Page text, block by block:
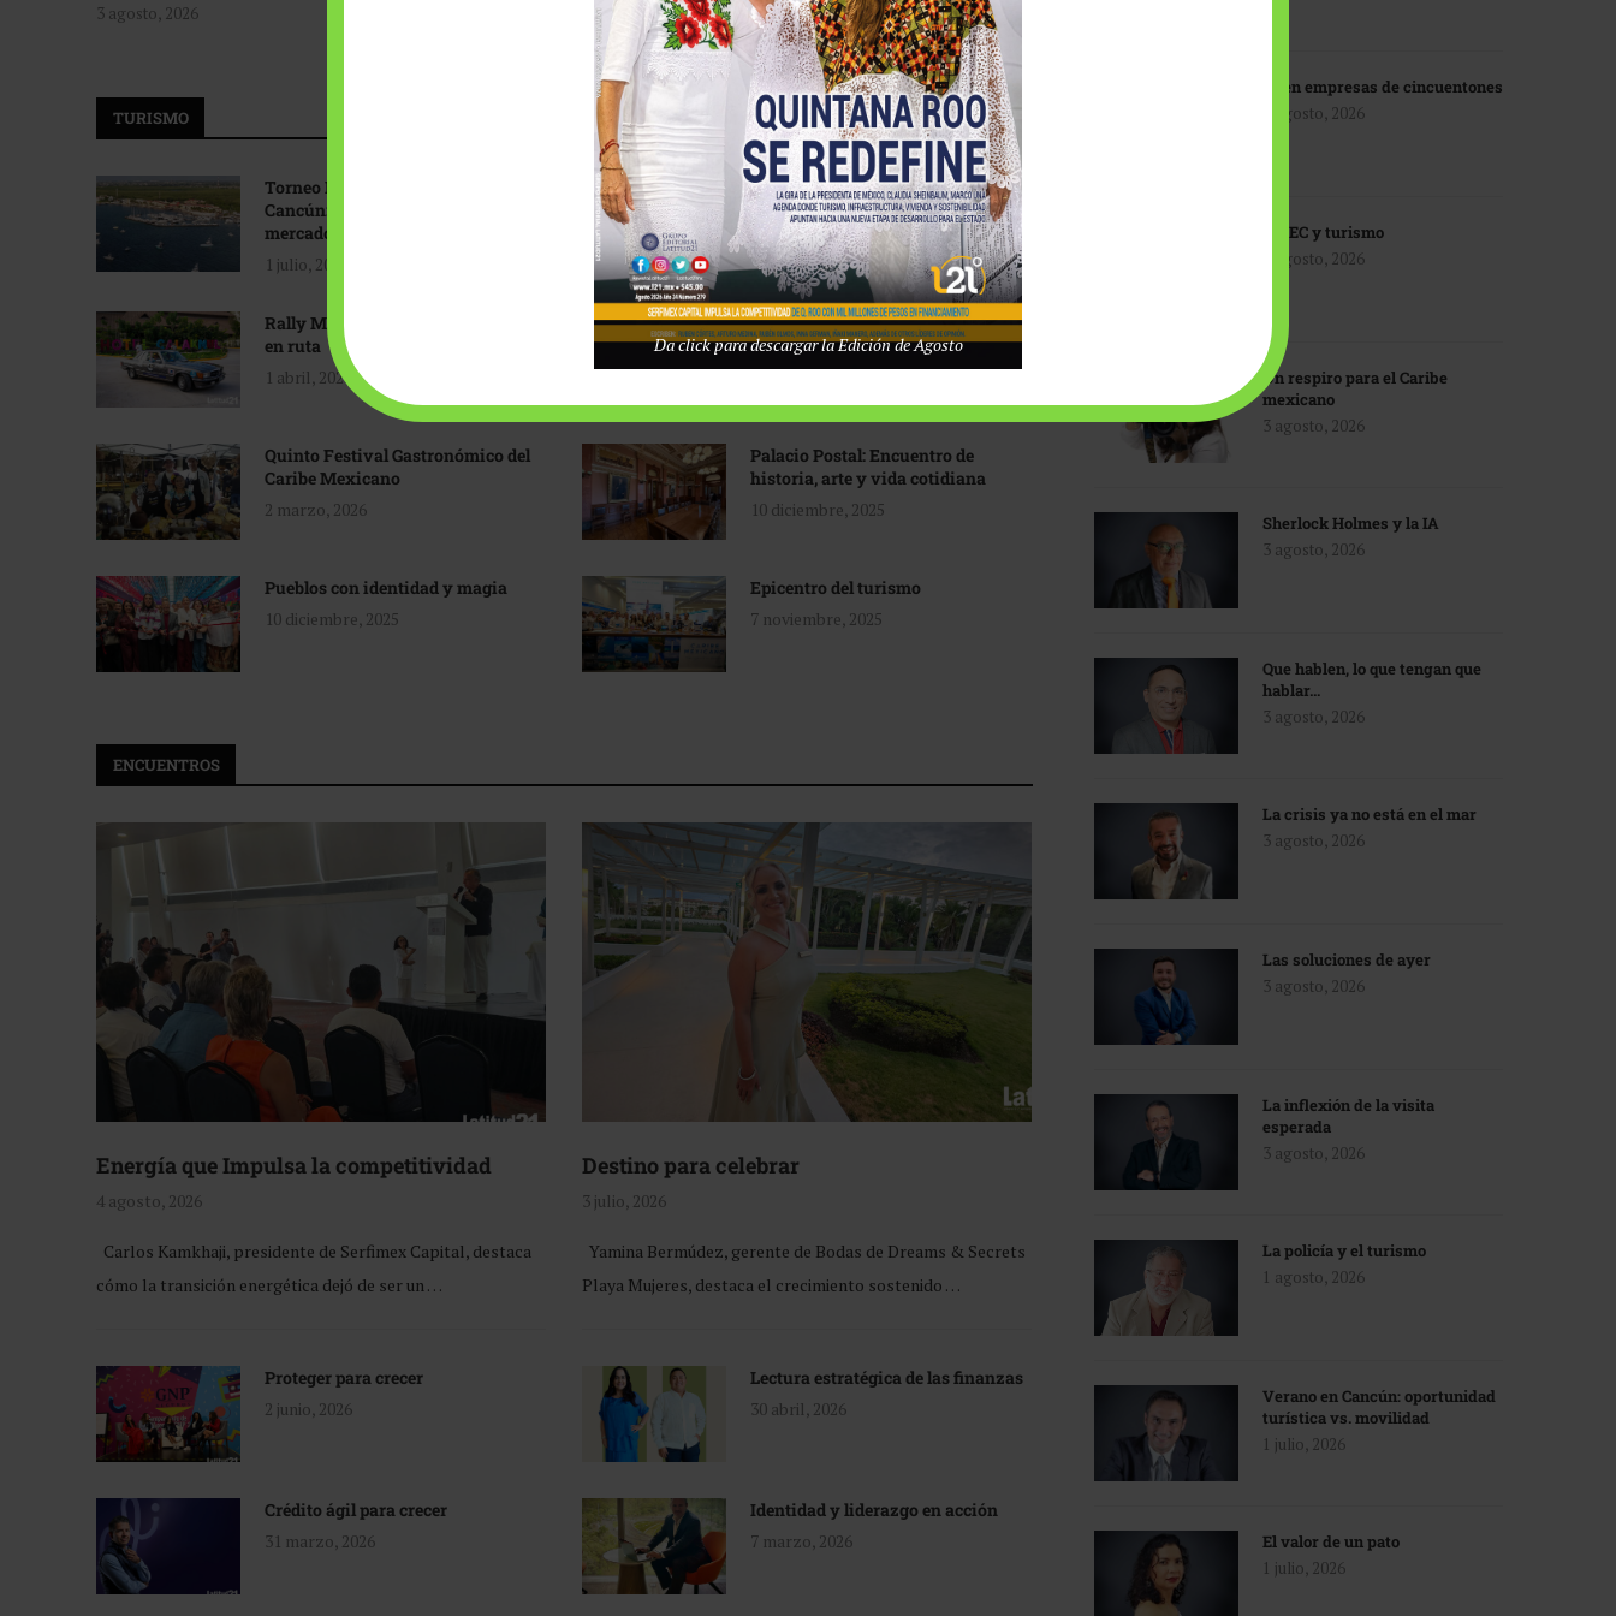
3 agosto, 2026
Tecnológico de Monterrey
3 agosto, 2026
TURISMO
Torneo Internacional de Pesca
Cancún: Navegando hacia nuevos
mercados
1 julio, 2026
Promoción turística con visión
1 abril, 2026
Rally Maya: Herencia automotriz
en ruta
1 abril, 2026
Industria global en
reconfiguración
31 marzo, 2026
Quinto Festival Gastronómico del
Caribe Mexicano
2 marzo, 2026
Palacio Postal: Encuentro de
historia, arte y vida cotidiana
10 diciembre, 2025
Pueblos con identidad y magia
10 diciembre, 2025
Epicentro del turismo
7 noviembre, 2025
ENCUENTROS
Energía que Impulsa la competitividad
4 agosto, 2026
Carlos Kamkhaji, presidente de Serfimex Capital, destaca
cómo la transición energética dejó de ser un …
Destino para celebrar
3 julio, 2026
Yamina Bermúdez, gerente de Bodas de Dreams & Secrets
Playa Mujeres, destaca el crecimiento sostenido …
Proteger para crecer
2 junio, 2026
Lectura estratégica de las finanzas
30 abril, 2026
Crédito ágil para crecer
31 marzo, 2026
Identidad y liderazgo en acción
7 marzo, 2026
IA en empresas de cincuentones
3 agosto, 2026
TMEC y turismo
3 agosto, 2026
Un respiro para el Caribe
mexicano
3 agosto, 2026
Sherlock Holmes y la IA
3 agosto, 2026
Que hablen, lo que tengan que
hablar…
3 agosto, 2026
La crisis ya no está en el mar
3 agosto, 2026
Las soluciones de ayer
3 agosto, 2026
La inflexión de la visita
esperada
3 agosto, 2026
La policía y el turismo
1 agosto, 2026
Verano en Cancún: oportunidad
turística vs. movilidad
1 julio, 2026
El valor de un pato
1 julio, 2026
Da click para descargar la Edición de Agosto